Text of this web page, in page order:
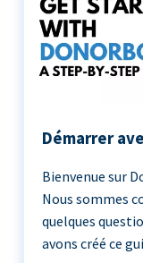
Démarrer
Bienvenue sur
Nous sommes
quelques
avons créé ce